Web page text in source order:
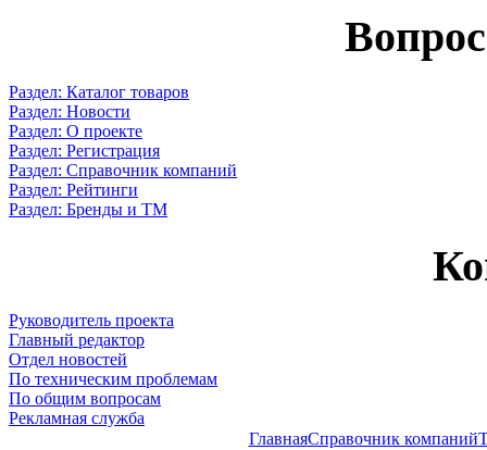
Раздел: Каталог товаров
Раздел: Новости
Раздел: О проекте
Раздел: Регистрация
Раздел: Справочник компаний
Раздел: Рейтинги
Раздел: Бренды и ТМ
Руководитель проекта
Главный редактор
Отдел новостей
По техническим проблемам
По общим вопросам
Рекламная служба
ГлавнаяСправочник компаний